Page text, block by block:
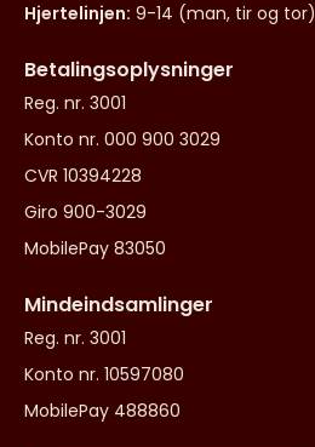
Hjertelinjen: 9-14 (man, tir og tor)
Betalingsoplysninger
Reg. nr. 3001
Konto nr. 000 900 3029
CVR 10394228
Giro 900-3029
MobilePay 83050
Mindeindsamlinger
Reg. nr. 3001
Konto nr. 10597080
MobilePay 488860